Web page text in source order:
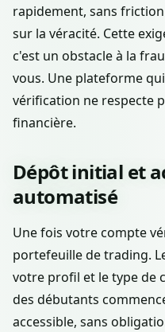
rapidement, sans
sur la véracité. Cette
c'est un obstacle à la
vous. Une plateforme
vérification ne respecte
financière.
Dépôt initial et
automatisé
Une fois votre compte
portefeuille de trading.
votre profil et le type de
des débutants
accessible, sans